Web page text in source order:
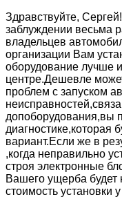
Здравствуйте,
заблуждении весьма
владельцев
организации Вам
оборудование лучше
центре.Дешевле
проблем с запуском
допоборудования,вы
диагностике,которая
вариант.Если же в
,когда неправильно
строя электронные
Вашего ущерба
стоимость установки